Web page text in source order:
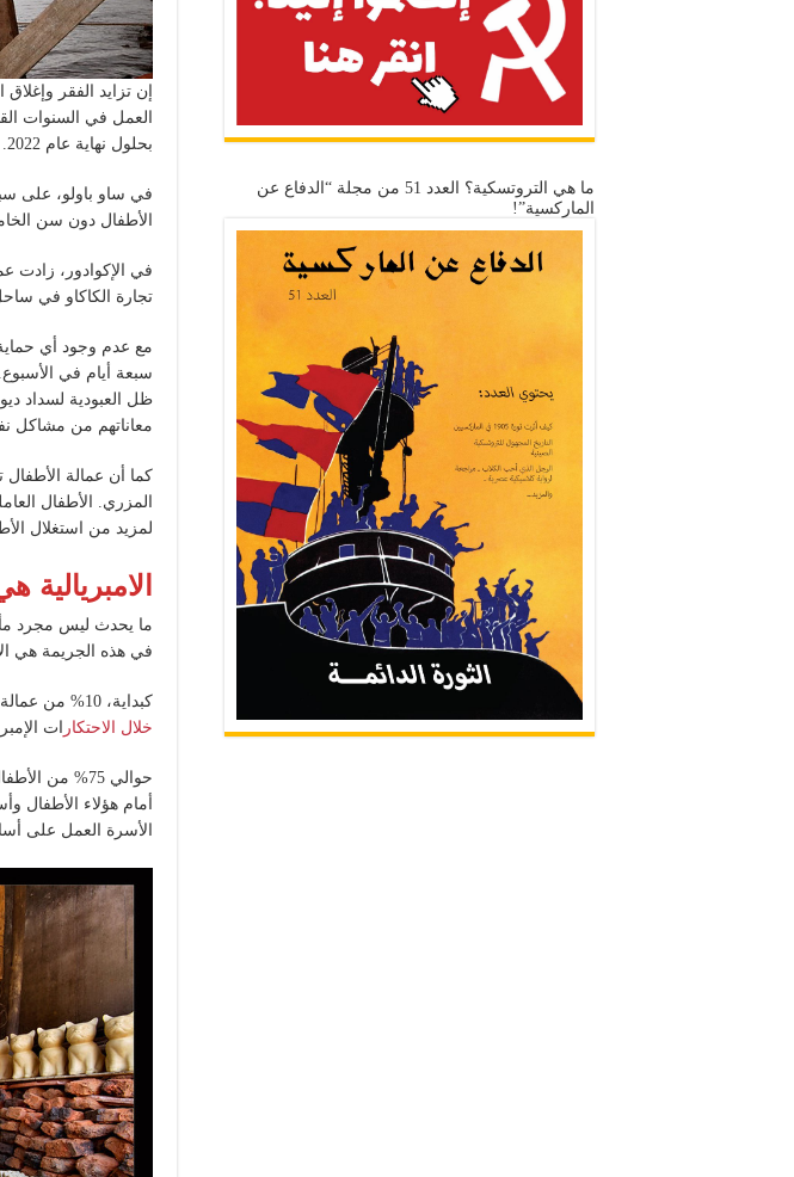
إن تزايد الفقر
بحلول نهاية عام 2022.
الأطفال دون سن الخامسة عشر
في الإكوادور، زادت
تجارة الكاكاو في
سبعة أيام في
ظل العبودية لسداد
معاناتهم من مشاكل
كما أن عمالة
المزري. الأطفال
لمزيد من استغلال
ما يحدث ليس مجرد
في هذه الجريمة هي
كبداية، 10% من عمالة الأطفال تدخل بشكل مباشر في إنتاج السلع الموجهة
خلال الاحتكار
ات
حوالي 75%
أمام هؤلاء الأطفال
الأسرة العمل على
ما هي التروتسكية؟ العدد 51 من مجلة “الدفاع عن
الماركسية”!